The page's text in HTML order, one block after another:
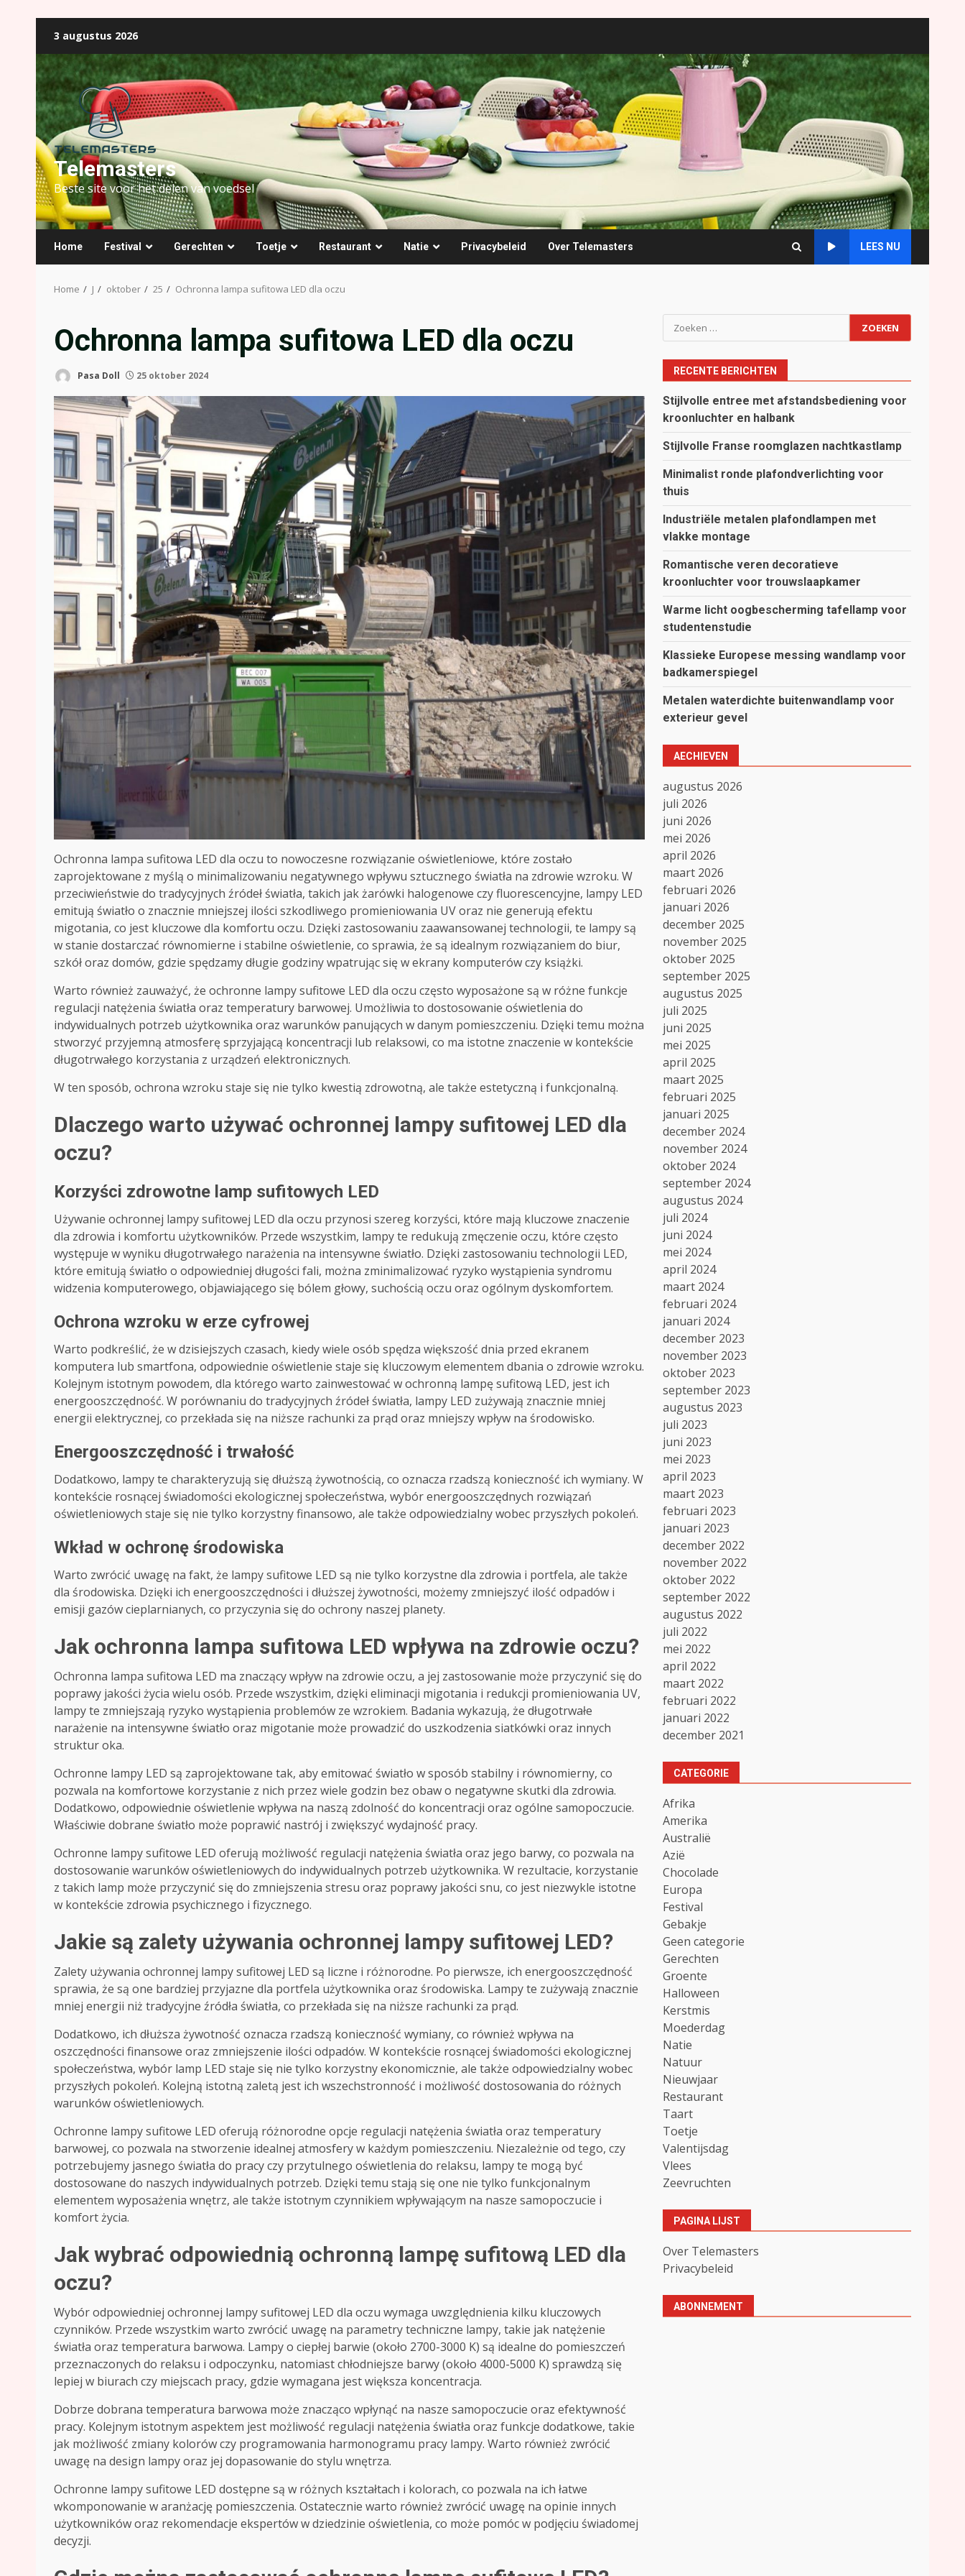
naar
de
inhoud
3 augustus 2026
Telemasters
Beste site voor het delen van voedsel
Home Festival Gerechten Toetje Restaurant Natie Privacybeleid Over Telemasters LEES NU
Home J oktober 25 Ochronna lampa sufitowa LED dla oczu
Ochronna lampa sufitowa LED dla oczu
Pasa Doll 25 oktober 2024
Ochronna lampa sufitowa LED dla oczu to nowoczesne rozwiązanie oświetleniowe, które zostało
zaprojektowane z myślą o minimalizowaniu negatywnego wpływu sztucznego światła na zdrowie wzroku. W
przeciwieństwie do tradycyjnych źródeł światła, takich jak żarówki halogenowe czy fluorescencyjne, lampy LED
emitują światło o znacznie mniejszej ilości szkodliwego promieniowania UV oraz nie generują efektu
migotania, co jest kluczowe dla komfortu oczu. Dzięki zastosowaniu zaawansowanej technologii, te lampy są
w stanie dostarczać równomierne i stabilne oświetlenie, co sprawia, że są idealnym rozwiązaniem do biur,
szkół oraz domów, gdzie spędzamy długie godziny wpatrując się w ekrany komputerów czy książki.
Warto również zauważyć, że ochronne lampy sufitowe LED dla oczu często wyposażone są w różne funkcje
regulacji natężenia światła oraz temperatury barwowej. Umożliwia to dostosowanie oświetlenia do
indywidualnych potrzeb użytkownika oraz warunków panujących w danym pomieszczeniu. Dzięki temu można
stworzyć przyjemną atmosferę sprzyjającą koncentracji lub relaksowi, co ma istotne znaczenie w kontekście
długotrwałego korzystania z urządzeń elektronicznych.
W ten sposób, ochrona wzroku staje się nie tylko kwestią zdrowotną, ale także estetyczną i funkcjonalną.
Dlaczego warto używać ochronnej lampy sufitowej LED dla
oczu?
Korzyści zdrowotne lamp sufitowych LED
Używanie ochronnej lampy sufitowej LED dla oczu przynosi szereg korzyści, które mają kluczowe znaczenie
dla zdrowia i komfortu użytkowników. Przede wszystkim, lampy te redukują zmęczenie oczu, które często
występuje w wyniku długotrwałego narażenia na intensywne światło. Dzięki zastosowaniu technologii LED,
które emitują światło o odpowiedniej długości fali, można zminimalizować ryzyko wystąpienia syndromu
widzenia komputerowego, objawiającego się bólem głowy, suchością oczu oraz ogólnym dyskomfortem.
Ochrona wzroku w erze cyfrowej
Warto podkreślić, że w dzisiejszych czasach, kiedy wiele osób spędza większość dnia przed ekranem
komputera lub smartfona, odpowiednie oświetlenie staje się kluczowym elementem dbania o zdrowie wzroku.
Kolejnym istotnym powodem, dla którego warto zainwestować w ochronną lampę sufitową LED, jest ich
energooszczędność. W porównaniu do tradycyjnych źródeł światła, lampy LED zużywają znacznie mniej
energii elektrycznej, co przekłada się na niższe rachunki za prąd oraz mniejszy wpływ na środowisko.
Energooszczędność i trwałość
Dodatkowo, lampy te charakteryzują się dłuższą żywotnością, co oznacza rzadszą konieczność ich wymiany. W
kontekście rosnącej świadomości ekologicznej społeczeństwa, wybór energooszczędnych rozwiązań
oświetleniowych staje się nie tylko korzystny finansowo, ale także odpowiedzialny wobec przyszłych pokoleń.
Wkład w ochronę środowiska
Warto zwrócić uwagę na fakt, że lampy sufitowe LED są nie tylko korzystne dla zdrowia i portfela, ale także
dla środowiska. Dzięki ich energooszczędności i dłuższej żywotności, możemy zmniejszyć ilość odpadów i
emisji gazów cieplarnianych, co przyczynia się do ochrony naszej planety.
Jak ochronna lampa sufitowa LED wpływa na zdrowie oczu?
Ochronna lampa sufitowa LED ma znaczący wpływ na zdrowie oczu, a jej zastosowanie może przyczynić się do
poprawy jakości życia wielu osób. Przede wszystkim, dzięki eliminacji migotania i redukcji promieniowania UV,
lampy te zmniejszają ryzyko wystąpienia problemów ze wzrokiem. Badania wykazują, że długotrwałe
narażenie na intensywne światło oraz migotanie może prowadzić do uszkodzenia siatkówki oraz innych
struktur oka.
Ochronne lampy LED są zaprojektowane tak, aby emitować światło w sposób stabilny i równomierny, co
pozwala na komfortowe korzystanie z nich przez wiele godzin bez obaw o negatywne skutki dla zdrowia.
Dodatkowo, odpowiednie oświetlenie wpływa na naszą zdolność do koncentracji oraz ogólne samopoczucie.
Właściwie dobrane światło może poprawić nastrój i zwiększyć wydajność pracy.
Ochronne lampy sufitowe LED oferują możliwość regulacji natężenia światła oraz jego barwy, co pozwala na
dostosowanie warunków oświetleniowych do indywidualnych potrzeb użytkownika. W rezultacie, korzystanie
z takich lamp może przyczynić się do zmniejszenia stresu oraz poprawy jakości snu, co jest niezwykle istotne
w kontekście zdrowia psychicznego i fizycznego.
Jakie są zalety używania ochronnej lampy sufitowej LED?
Zalety używania ochronnej lampy sufitowej LED są liczne i różnorodne. Po pierwsze, ich energooszczędność
sprawia, że są one bardziej przyjazne dla portfela użytkownika oraz środowiska. Lampy te zużywają znacznie
mniej energii niż tradycyjne źródła światła, co przekłada się na niższe rachunki za prąd.
Dodatkowo, ich dłuższa żywotność oznacza rzadszą konieczność wymiany, co również wpływa na
oszczędności finansowe oraz zmniejszenie ilości odpadów. W kontekście rosnącej świadomości ekologicznej
społeczeństwa, wybór lamp LED staje się nie tylko korzystny ekonomicznie, ale także odpowiedzialny wobec
przyszłych pokoleń. Kolejną istotną zaletą jest ich wszechstronność i możliwość dostosowania do różnych
warunków oświetleniowych.
Ochronne lampy sufitowe LED oferują różnorodne opcje regulacji natężenia światła oraz temperatury
barwowej, co pozwala na stworzenie idealnej atmosfery w każdym pomieszczeniu. Niezależnie od tego, czy
potrzebujemy jasnego światła do pracy czy przytulnego oświetlenia do relaksu, lampy te mogą być
dostosowane do naszych indywidualnych potrzeb. Dzięki temu stają się one nie tylko funkcjonalnym
elementem wyposażenia wnętrz, ale także istotnym czynnikiem wpływającym na nasze samopoczucie i
komfort życia.
Jak wybrać odpowiednią ochronną lampę sufitową LED dla
oczu?
Wybór odpowiedniej ochronnej lampy sufitowej LED dla oczu wymaga uwzględnienia kilku kluczowych
czynników. Przede wszystkim warto zwrócić uwagę na parametry techniczne lampy, takie jak natężenie
światła oraz temperatura barwowa. Lampy o ciepłej barwie (około 2700-3000 K) są idealne do pomieszczeń
przeznaczonych do relaksu i odpoczynku, natomiast chłodniejsze barwy (około 4000-5000 K) sprawdzą się
lepiej w biurach czy miejscach pracy, gdzie wymagana jest większa koncentracja.
Dobrze dobrana temperatura barwowa może znacząco wpłynąć na nasze samopoczucie oraz efektywność
pracy. Kolejnym istotnym aspektem jest możliwość regulacji natężenia światła oraz funkcje dodatkowe, takie
jak możliwość zmiany kolorów czy programowania harmonogramu pracy lampy. Warto również zwrócić
uwagę na design lampy oraz jej dopasowanie do stylu wnętrza.
Ochronne lampy sufitowe LED dostępne są w różnych kształtach i kolorach, co pozwala na ich łatwe
wkomponowanie w aranżację pomieszczenia. Ostatecznie warto również zwrócić uwagę na opinie innych
użytkowników oraz rekomendacje ekspertów w dziedzinie oświetlenia, co może pomóc w podjęciu świadomej
decyzji.
Zoeken
naar:
RECENTE BERICHTEN
Stijlvolle entree met afstandsbediening voor
kroonluchter en halbank
Stijlvolle Franse roomglazen nachtkastlamp
Minimalist ronde plafondverlichting voor
thuis
Industriële metalen plafondlampen met
vlakke montage
Romantische veren decoratieve
kroonluchter voor trouwslaapkamer
Warme licht oogbescherming tafellamp voor
studentenstudie
Klassieke Europese messing wandlamp voor
badkamerspiegel
Metalen waterdichte buitenwandlamp voor
exterieur gevel
AECHIEVEN
augustus 2026
juli 2026
juni 2026
mei 2026
april 2026
maart 2026
februari 2026
januari 2026
december 2025
november 2025
oktober 2025
september 2025
augustus 2025
juli 2025
juni 2025
mei 2025
april 2025
maart 2025
februari 2025
januari 2025
december 2024
november 2024
oktober 2024
september 2024
augustus 2024
juli 2024
juni 2024
mei 2024
april 2024
maart 2024
februari 2024
januari 2024
december 2023
november 2023
oktober 2023
september 2023
augustus 2023
juli 2023
juni 2023
mei 2023
april 2023
maart 2023
februari 2023
januari 2023
december 2022
november 2022
oktober 2022
september 2022
augustus 2022
juli 2022
mei 2022
april 2022
maart 2022
februari 2022
januari 2022
december 2021
CATEGORIE
Afrika
Amerika
Australië
Azië
Chocolade
Europa
Festival
Gebakje
Geen categorie
Gerechten
Groente
Halloween
Kerstmis
Moederdag
Natie
Natuur
Nieuwjaar
Restaurant
Taart
Toetje
Valentijsdag
Vlees
Zeevruchten
PAGINA LIJST
Over Telemasters
Privacybeleid
ABONNEMENT